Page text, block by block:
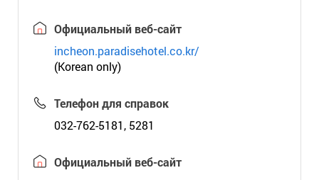
Официальный веб-сайт
incheon.paradisehotel.co.kr/
(Korean only)
Телефон для справок
032-762-5181, 5281
Официальный веб-сайт